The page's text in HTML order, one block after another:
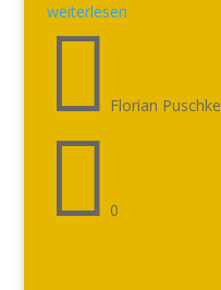
weiterlesen
 Florian Puschke
 0